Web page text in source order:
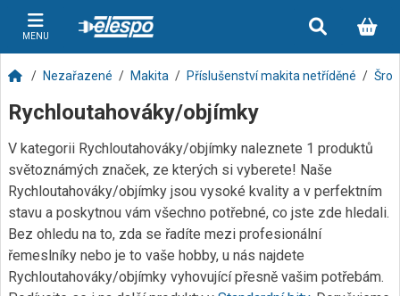
MENU
Nezařazené Makita Příslušenství makita netříděné
Rychloutahováky/objímky
V kategorii Rychloutahováky/objímky naleznete 1 produktů
světoznámých značek, ze kterých si vyberete! Naše
Rychloutahováky/objímky jsou vysoké kvality a v perfektním
stavu a poskytnou vám všechno potřebné, co jste zde hledali.
Bez ohledu na to, zda se řadíte mezi profesionální
řemeslníky nebo je to vaše hobby, u nás najdete
Rychloutahováky/objímky vyhovující přesně vašim potřebám.